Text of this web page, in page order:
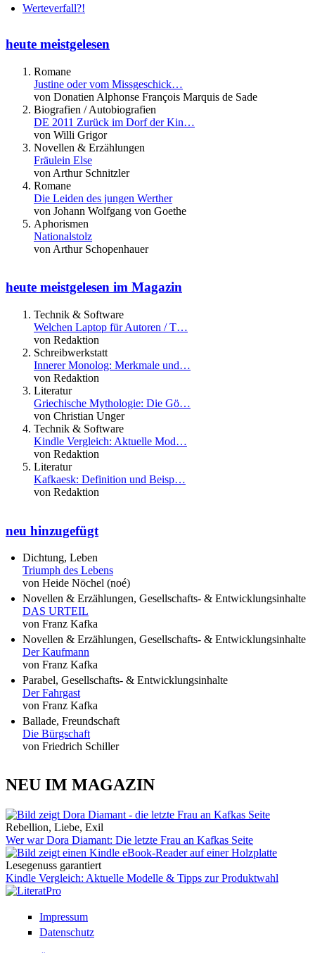
Werteverfall?!
heute meistgelesen
Romane
Justine oder vom Missgeschick…
von Donatien Alphonse François Marquis de Sade
Biografien / Autobiografien
DE 2011 Zurück im Dorf der Kin…
von Willi Grigor
Novellen & Erzählungen
Fräulein Else
von Arthur Schnitzler
Romane
Die Leiden des jungen Werther
von Johann Wolfgang von Goethe
Aphorismen
Nationalstolz
von Arthur Schopenhauer
heute meistgelesen im Magazin
Technik & Software
Welchen Laptop für Autoren / T…
von Redaktion
Schreibwerkstatt
Innerer Monolog: Merkmale und…
von Redaktion
Literatur
Griechische Mythologie: Die Gö…
von Christian Unger
Technik & Software
Kindle Vergleich: Aktuelle Mod…
von Redaktion
Literatur
Kafkaesk: Definition und Beisp…
von Redaktion
neu hinzugefügt
Dichtung, Leben
Triumph des Lebens
von Heide Nöchel (noé)
Novellen & Erzählungen, Gesellschafts- & Entwicklungsinhalte
DAS URTEIL
von Franz Kafka
Novellen & Erzählungen, Gesellschafts- & Entwicklungsinhalte
Der Kaufmann
von Franz Kafka
Parabel, Gesellschafts- & Entwicklungsinhalte
Der Fahrgast
von Franz Kafka
Ballade, Freundschaft
Die Bürgschaft
von Friedrich Schiller
NEU IM MAGAZIN
Rebellion, Liebe, Exil
Wer war Dora Diamant: Die letzte Frau an Kafkas Seite
Lesegenuss garantiert
Kindle Vergleich: Aktuelle Modelle & Tipps zur Produktwahl
Impressum
Datenschutz